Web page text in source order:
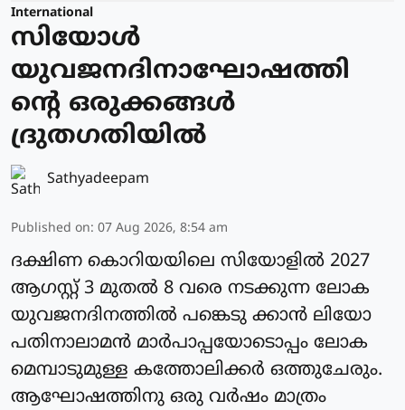
International
സിയോള്‍
യുവജനദിനാഘോഷത്തി
ന്റെ ഒരുക്കങ്ങള്‍
ദ്രുതഗതിയില്‍
Sathyadeepam
Published on: 07 Aug 2026, 8:54 am
ദക്ഷിണ കൊറിയയിലെ സിയോളില്‍ 2027
ആഗസ്റ്റ് 3 മുതല്‍ 8 വരെ നടക്കുന്ന ലോക
യുവജനദിനത്തില്‍ പങ്കെടു ക്കാന്‍ ലിയോ
പതിനാലാമന്‍ മാര്‍പാപ്പയോടൊപ്പം ലോക
മെമ്പാടുമുള്ള കത്തോലിക്കര്‍ ഒത്തുചേരും.
ആഘോഷത്തിനു ഒരു വര്‍ഷം മാത്രം